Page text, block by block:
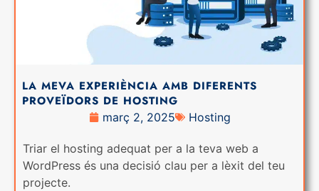
LA MEVA EXPERIÈNCIA AMB DIFERENTS
PROVEÏDORS DE HOSTING
març 2, 2025 Hosting
Triar el hosting adequat per a la teva web a
WordPress és una decisió clau per a lèxit del teu
projecte.